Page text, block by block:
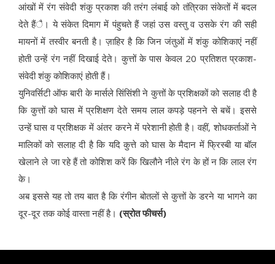
आंखों में रंग संवेदी शंकु प्रकाश की तरंग लंबाई को तंत्रिका संकेतों में बदल
देते हैंै। ये संकेत दिमाग में पंहुचते हैं जहां उस वस्तु व उसके रंग की सही
मायनों में तस्वीर बनती है। ज़ाहिर है कि जिन जंतुओं में शंकु कोशिकाएं नहीं
होती उन्हें रंग नहीं दिखाई देते। कुत्तों के पास केवल 20 प्रतिशत प्रकाश-
संवेदी शंकु कोशिकाएं होती हैं।
युनिवर्सिटी ऑफ बारी के मार्सले सिंसिंशी ने कुत्तों के प्रशिक्षकों को सलाह दी है
कि कुत्तों को घास में प्रशिक्षण देते समय लाल कपड़े पहनने से बचें। इससे
उन्हें घास व प्रशिक्षक में अंतर करने में परेशानी होती है। वहीं, शोधकर्ताओं ने
मालिकों को सलाह दी है कि यदि कुत्ते को घास के मैदान में फ्रिस्बी या बॉल
खेलाने ले जा रहे हैं तो कोशिश करें कि खिलौने नीले रंग के हों न कि लाल रंग
के।
अब इससे यह तो तय बात है कि रंगीन बोतलों से कुत्तों के डरने या भागने का
दूर-दूर तक कोई वास्ता नहीं है। (स्रोत फीचर्स)